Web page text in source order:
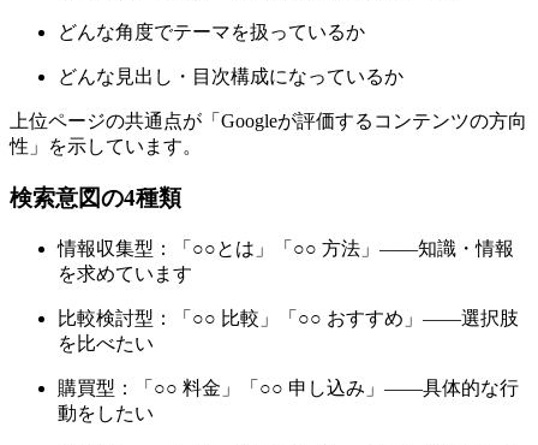
どんな角度でテーマを扱っているか
どんな見出し・目次構成になっているか
上位ページの共通点が「Googleが評価するコンテンツの方向
性」を示しています。
検索意図の4種類
情報収集型：「○○とは」「○○ 方法」——知識・情報
を求めています
比較検討型：「○○ 比較」「○○ おすすめ」——選択肢
を比べたい
購買型：「○○ 料金」「○○ 申し込み」——具体的な行
動をしたい